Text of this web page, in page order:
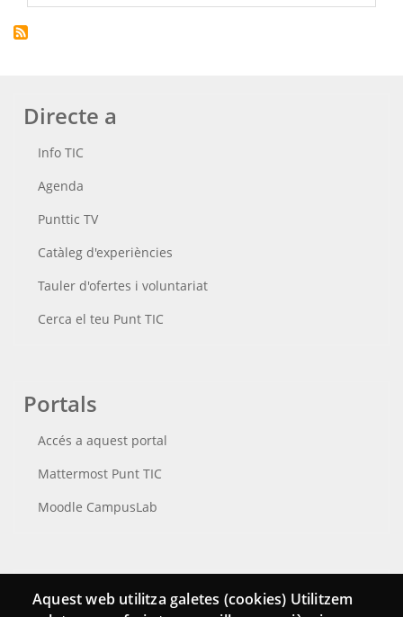
Directe a
Info TIC
Agenda
Punttic TV
Catàleg d'experiències
Tauler d'ofertes i voluntariat
Cerca el teu Punt TIC
Portals
Accés a aquest portal
Mattermost Punt TIC
Moodle CampusLab
Connecta
Aquest web utilitza galetes (cookies) Utilitzem